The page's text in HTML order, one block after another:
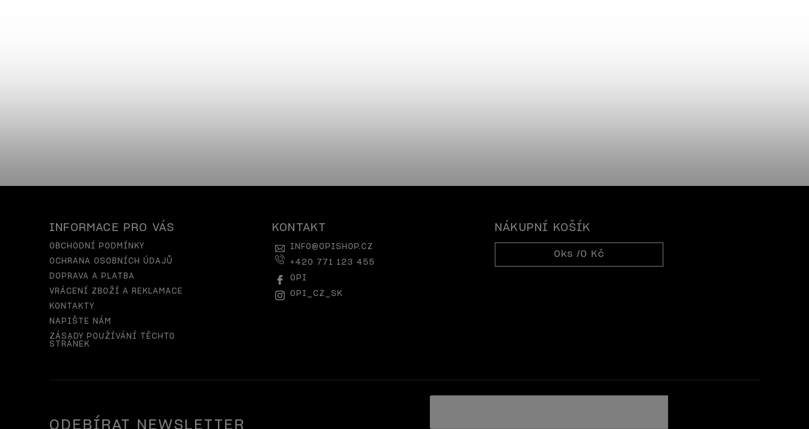
INFORMACE PRO VÁS
OBCHODNÍ PODMÍNKY
OCHRANA OSOBNÍCH ÚDAJŮ
DOPRAVA A PLATBA
VRÁCENÍ ZBOŽÍ A REKLAMACE
KONTAKTY
NAPIŠTE NÁM
ZÁSADY POUŽÍVÁNÍ TĚCHTO
STRÁNEK
KONTAKT
INFO@OPISHOP.CZ
+420 771 123 455
OPI
OPI_CZ_SK
NÁKUPNÍ KOŠÍK
0 ks /0 Kč
ODEBÍRAT NEWSLETTER